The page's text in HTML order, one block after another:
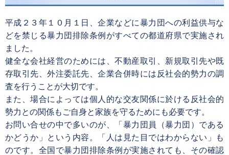
平成２３年１０月１日、企業などに暴力団への利益供与な
どを禁じる暴力団排除条例がすべての都道府県で実施され
ました。
健全な会社経営のためには、不動産取引、新規取引先や既
存取引先、外注委託先、企業合併時には反社会的勢力の調
査を行うことが大切です。
また、場合によっては個人的な交友関係に於ける反社会的
勢力との関係もご自身と家族を守るためにも必要です。
お問い合せの中で多いのが、「暴力団員（暴力団）である
かどうか」という内容。「人は見た目ではわからない」も
のです。全国で暴力団排除条例が実施されても、その確認